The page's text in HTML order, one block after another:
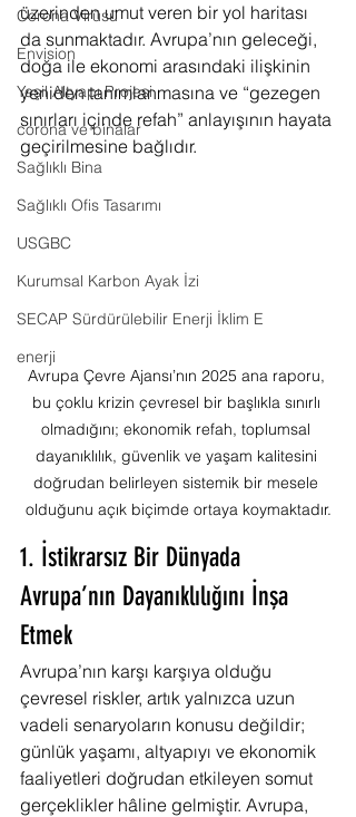
Corona Virüsü
Envision
Yeşil Altyapı Projesi
corona ve binalar
Sağlıklı Bina
Sağlıklı Ofis Tasarımı
USGBC
Kurumsal Karbon Ayak İzi
SECAP Sürdürülebilir Enerji İklim E
enerji
üzerinden umut veren bir yol haritası
da sunmaktadır. Avrupa’nın geleceği,
doğa ile ekonomi arasındaki ilişkinin
yeniden tanımlanmasına ve “gezegen
sınırları içinde refah” anlayışının hayata
geçirilmesine bağlıdır.
Avrupa Çevre Ajansı’nın 2025 ana raporu,
bu çoklu krizin çevresel bir başlıkla sınırlı
olmadığını; ekonomik refah, toplumsal
dayanıklılık, güvenlik ve yaşam kalitesini
doğrudan belirleyen sistemik bir mesele
olduğunu açık biçimde ortaya koymaktadır.
1. İstikrarsız Bir Dünyada
Avrupa’nın Dayanıklılığını İnşa
Etmek
Avrupa’nın karşı karşıya olduğu
çevresel riskler, artık yalnızca uzun
vadeli senaryoların konusu değildir;
günlük yaşamı, altyapıyı ve ekonomik
faaliyetleri doğrudan etkileyen somut
gerçeklikler hâline gelmiştir. Avrupa,